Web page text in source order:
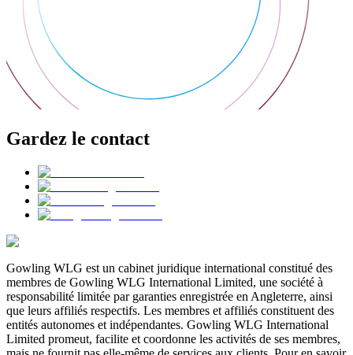
Gardez le contact
Gowling WLG est un cabinet juridique international constitué des
membres de Gowling WLG International Limited, une société à
responsabilité limitée par garanties enregistrée en Angleterre, ainsi
que leurs affiliés respectifs. Les membres et affiliés constituent des
entités autonomes et indépendantes. Gowling WLG International
Limited promeut, facilite et coordonne les activités de ses membres,